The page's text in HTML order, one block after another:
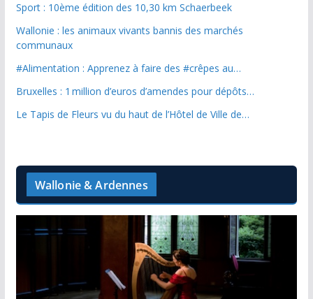
Sport : 10ème édition des 10,30 km Schaerbeek
Wallonie : les animaux vivants bannis des marchés
communaux
#Alimentation : Apprenez à faire des #crêpes au…
Bruxelles : 1 million d’euros d’amendes pour dépôts…
Le Tapis de Fleurs vu du haut de l’Hôtel de Ville de…
Wallonie & Ardennes